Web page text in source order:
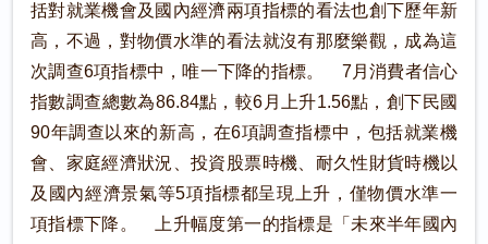
括對就業機會及國內經濟兩項指標的看法也創下歷年新
高，不過，對物價水準的看法就沒有那麼樂觀，成為這
次調查6項指標中，唯一下降的指標。 7月消費者信心
指數調查總數為86.84點，較6月上升1.56點，創下民國
90年調查以來的新高，在6項調查指標中，包括就業機
會、家庭經濟狀況、投資股票時機、耐久性財貨時機以
及國內經濟景氣等5項指標都呈現上升，僅物價水準一
項指標下降。 上升幅度第一的指標是「未來半年國內